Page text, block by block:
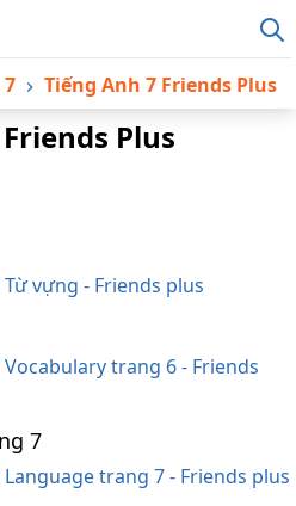
Tiếng Anh 7 Friends Plus
Plus
vựng - Friends plus
trang 6 - Friends
7
trang 7 - Friends plus